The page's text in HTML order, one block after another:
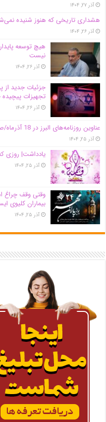
آذر ۲۷, ۱۴۰۴
هشداری تاریخی که هنوز شنیده
آذر ۲۶, ۱۴۰۴
هیچ توسعه
نیست
آذر ۲۶, ۱۴۰۴
جزئیات جدید
تجهیزات
آذر ۲۶, ۱۴۰۴
عناوین روزنامه‌های البرز در ‌18 آذرماه/صدرنشینی در ارائه خدمات زایمان بی‌درد
آذر ۲۵, ۱۴۰۴
یادداشت| روزی
آذر ۲۵, ۱۴۰۴
وقتی وقف چراغ
بیماران کلیوی
آذر ۲۵, ۱۴۰۴